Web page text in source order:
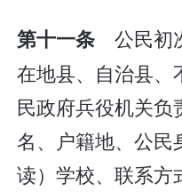
第十一条公民初
在地县、自治县、
民政府兵役机关负
名、户籍地、公民
读）学校、联系方